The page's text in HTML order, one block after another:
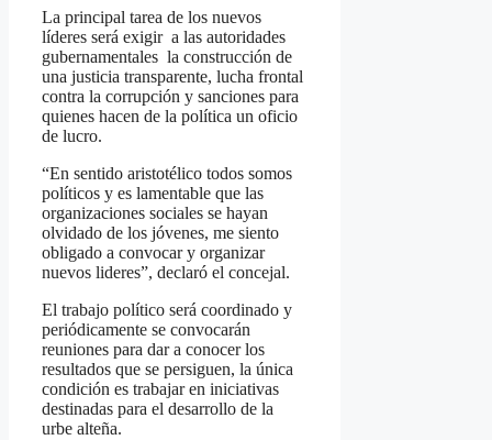
La principal tarea de los nuevos
líderes será exigir a las autoridades
gubernamentales la construcción de
una justicia transparente, lucha frontal
contra la corrupción y sanciones para
quienes hacen de la política un oficio
de lucro.
“En sentido aristotélico todos somos
políticos y es lamentable que las
organizaciones sociales se hayan
olvidado de los jóvenes, me siento
obligado a convocar y organizar
nuevos lideres”, declaró el concejal.
El trabajo político será coordinado y
periódicamente se convocarán
reuniones para dar a conocer los
resultados que se persiguen, la única
condición es trabajar en iniciativas
destinadas para el desarrollo de la
urbe alteña.